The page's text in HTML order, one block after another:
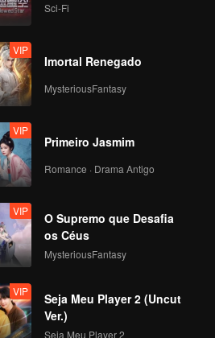
Sci-Fi
VIP
Imortal Renegado
MysteriousFantasy
VIP
Primeiro Jasmim
Romance · Drama Antigo
VIP
O Supremo que Desafia
os Céus
MysteriousFantasy
VIP
Seja Meu Player 2 (Uncut
Ver.)
Seja Meu Player 2